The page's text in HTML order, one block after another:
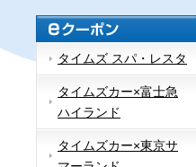
タイムズ スパ・レスタ
タイムズカー×富士急
ハイランド
タイムズカー×東京サ